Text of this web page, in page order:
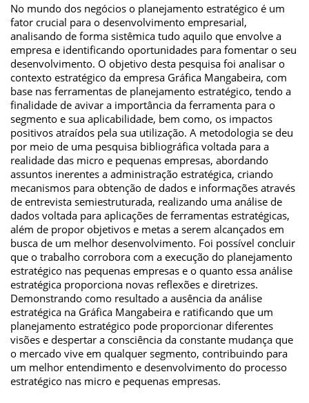
No mundo dos negócios o planejamento estratégico é um
fator crucial para o desenvolvimento empresarial,
analisando de forma sistêmica tudo aquilo que envolve a
empresa e identificando oportunidades para fomentar o seu
desenvolvimento. O objetivo desta pesquisa foi analisar o
contexto estratégico da empresa Gráfica Mangabeira, com
base nas ferramentas de planejamento estratégico, tendo a
finalidade de avivar a importância da ferramenta para o
segmento e sua aplicabilidade, bem como, os impactos
positivos atraídos pela sua utilização. A metodologia se deu
por meio de uma pesquisa bibliográfica voltada para a
realidade das micro e pequenas empresas, abordando
assuntos inerentes a administração estratégica, criando
mecanismos para obtenção de dados e informações através
de entrevista semiestruturada, realizando uma análise de
dados voltada para aplicações de ferramentas estratégicas,
além de propor objetivos e metas a serem alcançados em
busca de um melhor desenvolvimento. Foi possível concluir
que o trabalho corrobora com a execução do planejamento
estratégico nas pequenas empresas e o quanto essa análise
estratégica proporciona novas reflexões e diretrizes.
Demonstrando como resultado a ausência da análise
estratégica na Gráfica Mangabeira e ratificando que um
planejamento estratégico pode proporcionar diferentes
visões e despertar a consciência da constante mudança que
o mercado vive em qualquer segmento, contribuindo para
um melhor entendimento e desenvolvimento do processo
estratégico nas micro e pequenas empresas.